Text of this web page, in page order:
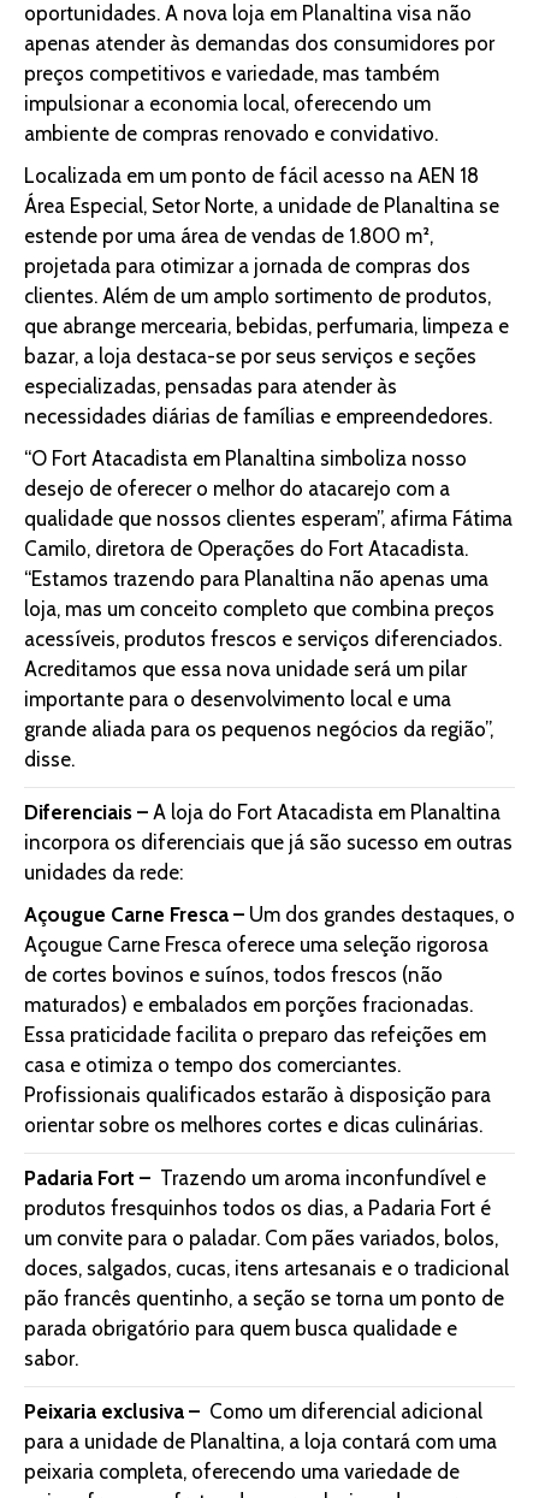
oportunidades. A nova loja em Planaltina visa não
apenas atender às demandas dos consumidores por
preços competitivos e variedade, mas também
impulsionar a economia local, oferecendo um
ambiente de compras renovado e convidativo.
Localizada em um ponto de fácil acesso na AEN 18
Área Especial, Setor Norte, a unidade de Planaltina se
estende por uma área de vendas de 1.800 m²,
projetada para otimizar a jornada de compras dos
clientes. Além de um amplo sortimento de produtos,
que abrange mercearia, bebidas, perfumaria, limpeza e
bazar, a loja destaca-se por seus serviços e seções
especializadas, pensadas para atender às
necessidades diárias de famílias e empreendedores.
“O Fort Atacadista em Planaltina simboliza nosso
desejo de oferecer o melhor do atacarejo com a
qualidade que nossos clientes esperam”, afirma Fátima
Camilo, diretora de Operações do Fort Atacadista.
“Estamos trazendo para Planaltina não apenas uma
loja, mas um conceito completo que combina preços
acessíveis, produtos frescos e serviços diferenciados.
Acreditamos que essa nova unidade será um pilar
importante para o desenvolvimento local e uma
grande aliada para os pequenos negócios da região”,
disse.
Diferenciais – A loja do Fort Atacadista em Planaltina
incorpora os diferenciais que já são sucesso em outras
unidades da rede:
Açougue Carne Fresca – Um dos grandes destaques, o
Açougue Carne Fresca oferece uma seleção rigorosa
de cortes bovinos e suínos, todos frescos (não
maturados) e embalados em porções fracionadas.
Essa praticidade facilita o preparo das refeições em
casa e otimiza o tempo dos comerciantes.
Profissionais qualificados estarão à disposição para
orientar sobre os melhores cortes e dicas culinárias.
Padaria Fort – Trazendo um aroma inconfundível e
produtos fresquinhos todos os dias, a Padaria Fort é
um convite para o paladar. Com pães variados, bolos,
doces, salgados, cucas, itens artesanais e o tradicional
pão francês quentinho, a seção se torna um ponto de
parada obrigatório para quem busca qualidade e
sabor.
Peixaria exclusiva – Como um diferencial adicional
para a unidade de Planaltina, a loja contará com uma
peixaria completa, oferecendo uma variedade de